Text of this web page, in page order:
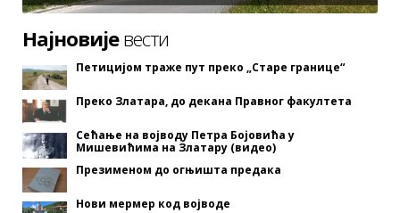
Најновијевести
Петицијом траже пут преко „Старе границе“
Преко Златара, до декана Правног факултета
Сећање на војводу Петра Бојовића у
Мишевићима на Златару (видео)
Презименом до огњишта предака
Нови мермер код војводе